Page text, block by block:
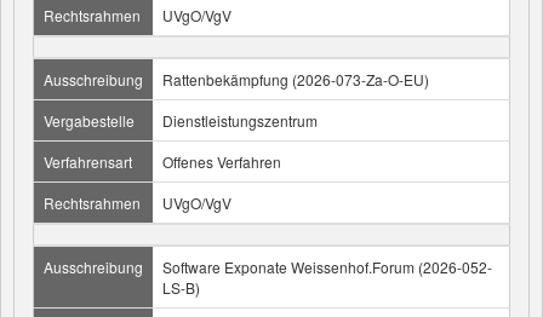
Rechtsrahmen
UVgO/VgV
Ausschreibung
Rattenbekämpfung (2026-073-Za-O-EU)
Vergabestelle
Dienstleistungszentrum
Verfahrensart
Offenes Verfahren
Rechtsrahmen
UVgO/VgV
Ausschreibung
Software Exponate Weissenhof.Forum (2026-052-
LS-B)